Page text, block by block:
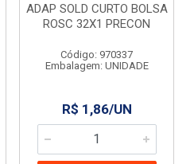
ADAP SOLD CURTO BOLSA
ROSC 32X1 PRECON
Código: 970337
Embalagem: UNIDADE
R$ 1,86/UN